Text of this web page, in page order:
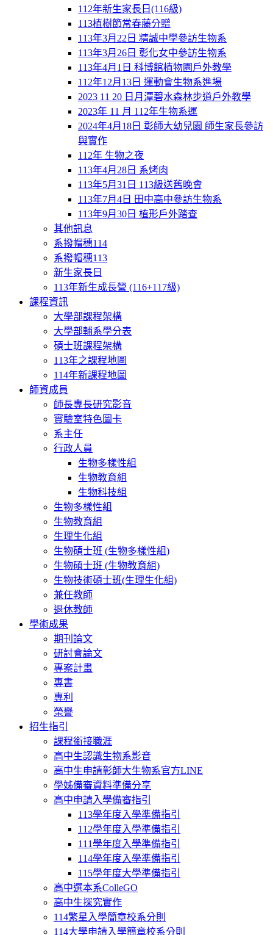
112年新生家長日(116級)
113植樹節常春藤分贈
113年3月22日 精誠中學參訪生物系
113年3月26日 彰化女中參訪生物系
113年4月1日 科博館植物園戶外教學
112年12月13日 運動會生物系進場
2023 11 20 日月潭碧水森林步道戶外教學
2023年 11 月 112年生物系運
2024年4月18日 彰師大幼兒園 師生家長參訪
與實作
112年 生物之夜
113年4月28日 系烤肉
113年5月31日 113級送舊晚會
113年7月4日 田中高中參訪生物系
113年9月30日 植形戶外踏查
其他訊息
系撥帽穗114
系撥帽穗113
新生家長日
113年新生成長營 (116+117級)
課程資訊
大學部課程架構
大學部輔系學分表
碩士班課程架構
113年之課程地圖
114年新課程地圖
師資成員
師長專長研究影音
實驗室特色圖卡
系主任
行政人員
生物多樣性組
生物教育組
生物科技組
生物多樣性組
生物教育組
生理生化組
生物碩士班 (生物多樣性組)
生物碩士班 (生物教育組)
生物技術碩士班(生理生化組)
兼任教師
退休教師
學術成果
期刊論文
研討會論文
專案計畫
專書
專利
榮譽
招生指引
課程銜接職涯
高中生認識生物系影音
高中生申請彰師大生物系官方LINE
學姊備審資料準備分享
高中申請入學備審指引
113學年度入學準備指引
112學年度入學準備指引
111學年度入學準備指引
114學年度入學準備指引
115學年度大學準備指引
高中選本系ColleGO
高中生探究實作
114繁星入學簡章校系分則
114大學申請入學簡章校系分則